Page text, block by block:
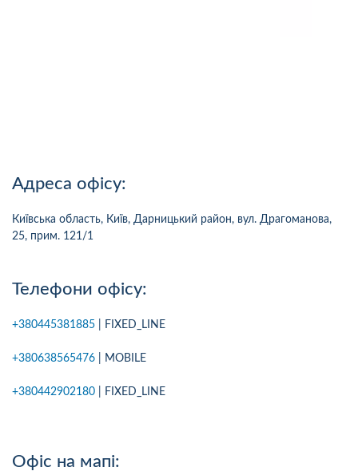
Адреса офісу:
Київська область, Київ, Дарницький район, вул. Драгоманова,
25, прим. 121/1
Телефони офісу:
+380445381885 | FIXED_LINE
+380638565476 | MOBILE
+380442902180 | FIXED_LINE
Офіс на мапі: